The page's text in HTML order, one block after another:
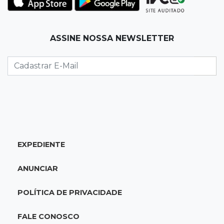
Pantanal treina em Goiânia antes de jogo que
Remo busca empate com Atlético-MG e segue
na zona de rebaixamento
Caminhão tomba e trava trânsito após
ASSINE NOSSA NEWSLETTER
EXPEDIENTE
ANUNCIAR
POLÍTICA DE PRIVACIDADE
FALE CONOSCO